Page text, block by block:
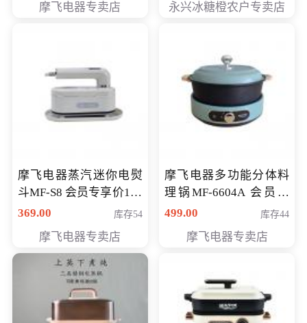
摩飞电器专卖店 永兴冰糖橙农户专卖店
摩飞电器蒸汽迷你电熨
斗MF-S8 会员专享价168
元
369.00 库存54
摩飞电器专卖店
摩飞电器多功能分体料
理锅MF-6604A 会员专
享价288元
499.00 库存44
摩飞电器专卖店